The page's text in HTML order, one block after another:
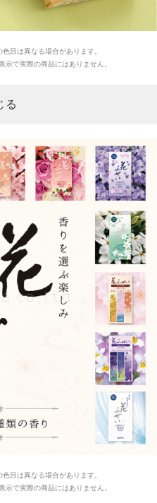
目は異なる場合があります。
で実際の商品にはありません。
る
目は異なる場合があります。
で実際の商品にはありません。